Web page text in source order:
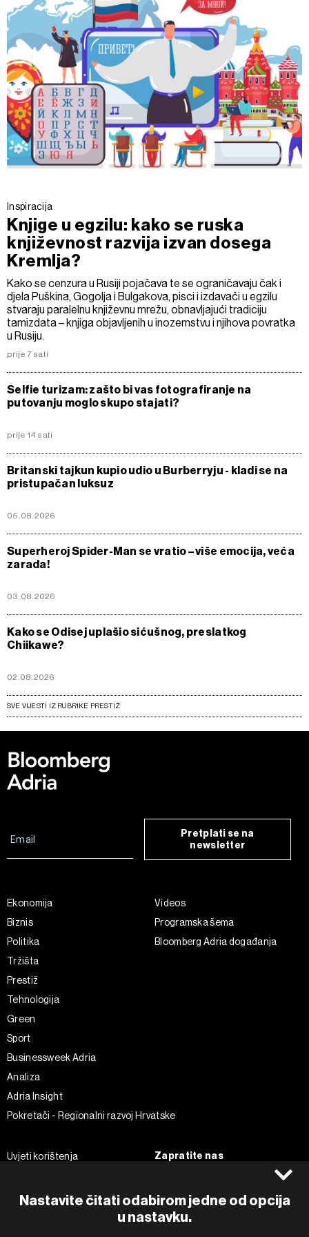
Inspiracija
Knjige u egzilu: kako se ruska
književnost razvija izvan dosega
Kremlja?
Kako se cenzura u Rusiji pojačava te se ograničavaju čak i
djela Puškina, Gogolja i Bulgakova, pisci i izdavači u egzilu
stvaraju paralelnu književnu mrežu, obnavljajući tradiciju
tamizdata – knjiga objavljenih u inozemstvu i njihova povratka
u Rusiju.
prije 7 sati
Selfie turizam: zašto bi vas fotografiranje na
putovanju moglo skupo stajati?
prije 14 sati
Britanski tajkun kupio udio u Burberryju - kladi se na
pristupačan luksuz
05.08.2026
Superheroj Spider-Man se vratio – više emocija, veća
zarada!
03.08.2026
Kako se Odisej uplašio sićušnog, preslatkog
Chiikawe?
02.08.2026
SVE VIJESTI IZ RUBRIKE PRESTIŽ
Nastavite čitati odabirom jedne od opcija
u nastavku.
Pretplati se na
newsletter
Ekonomija
Biznis
Politika
Tržišta
Prestiž
Tehnologija
Green
Sport
Businessweek Adria
Analiza
Adria Insight
Pokretači - Regionalni razvoj Hrvatske
Videos
Programska šema
Bloomberg Adria događanja
Uvjeti korištenja
Politika kolačića
Zapratite nas
Instagram
Twitter